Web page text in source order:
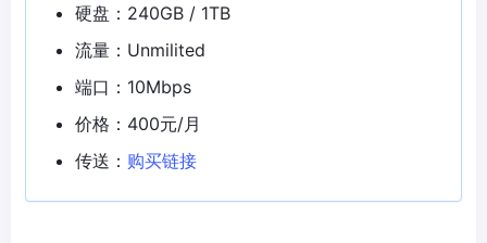
硬盘：240GB / 1TB
流量：Unmilited
端口：10Mbps
价格：400元/月
传送： 购买链接